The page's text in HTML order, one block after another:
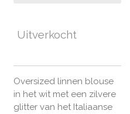
Uitverkocht
Oversized linnen blouse
in het wit met een zilvere
glitter van het Italiaanse